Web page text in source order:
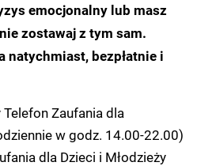
emocjonalny lub masz
zostawaj z tym sam.
natychmiast, bezpłatnie i
Zaufania dla
w godz. 14.00-22.00)
dla Dzieci i Młodzieży